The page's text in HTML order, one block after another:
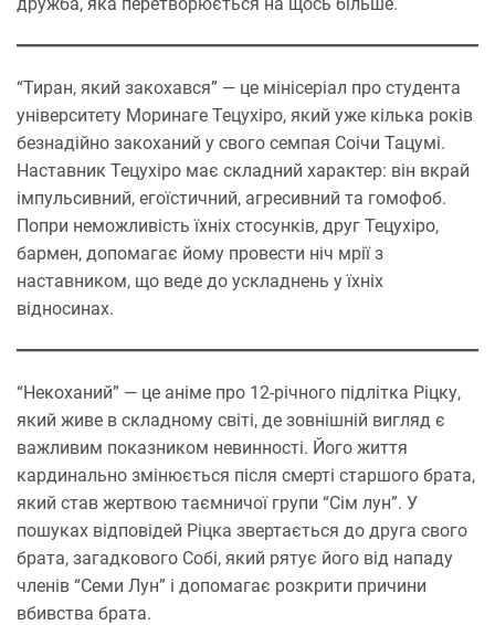
“Тиран, який закохався” — це мінісеріал про студента
університету Моринаге Тецухіро, який уже кілька років
безнадійно закоханий у свого семпая Соічи Тацумі.
Наставник Тецухіро має складний характер: він вкрай
імпульсивний, егоїстичний, агресивний та гомофоб.
Попри неможливість їхніх стосунків, друг Тецухіро,
бармен, допомагає йому провести ніч мрії з
наставником, що веде до ускладнень у їхніх
відносинах.
“Некоханий” — це аніме про 12-річного підлітка Ріцку,
який живе в складному світі, де зовнішній вигляд є
важливим показником невинності. Його життя
кардинально змінюється після смерті старшого брата,
який став жертвою таємничої групи “Сім лун”. У
пошуках відповідей Ріцка звертається до друга свого
брата, загадкового Собі, який рятує його від нападу
членів “Семи Лун” і допомагає розкрити причини
вбивства брата.